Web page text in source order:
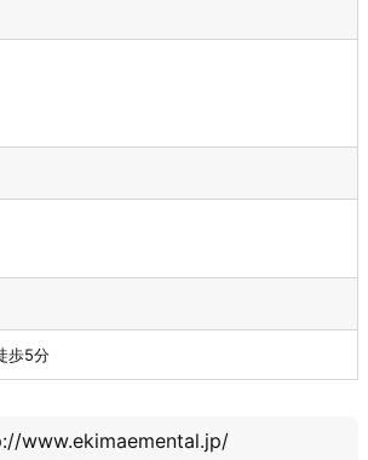
歩5分
www.ekimaemental.jp/